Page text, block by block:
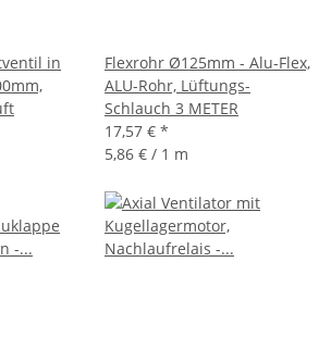
in
Flexrohr Ø125mm - Alu-Flex,
ALU-Rohr, Lüftungs-
Schlauch 3 METER
17,57 € *
5,86 € / 1 m